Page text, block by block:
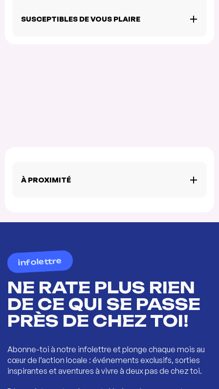
SUSCEPTIBLES DE VOUS PLAIRE
À PROXIMITÉ
infolettre
NE RATE PLUS RIEN
DE CE QUI SE PASSE
PRÈS DE CHEZ TOI!
Abonne-toi à notre infolettre et plonge chaque mois au
cœur de l’action locale : événements exclusifs, sorties
inspirantes et aventures à vivre à deux pas de chez toi.